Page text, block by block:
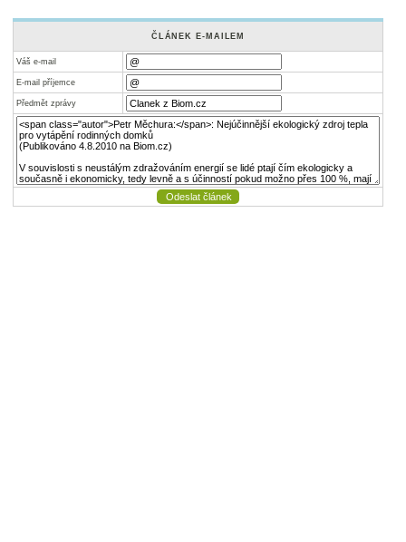
ČLÁNEK E-MAILEM
Váš e-mail
E-mail příjemce
Předmět zprávy